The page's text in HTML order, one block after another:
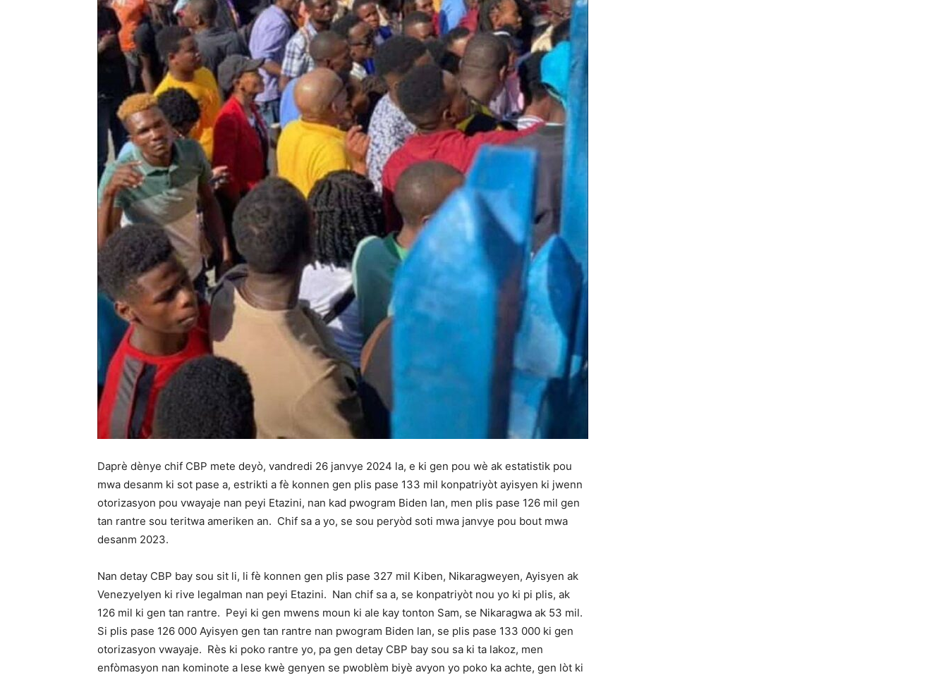
Daprè dènye chif CBP mete deyò, vandredi 26 janvye 2024 la, e ki gen pou wè ak estatistik pou
mwa desanm ki sot pase a, estrikti a fè konnen gen plis pase 133 mil konpatriyòt ayisyen ki jwenn
otorizasyon pou vwayaje nan peyi Etazini, nan kad pwogram Biden lan, men plis pase 126 mil gen
tan rantre sou teritwa ameriken an. Chif sa a yo, se sou peryòd soti mwa janvye pou bout mwa
desanm 2023.
Nan detay CBP bay sou sit li, li fè konnen gen plis pase 327 mil Kiben, Nikaragweyen, Ayisyen ak
Venezyelyen ki rive legalman nan peyi Etazini. Nan chif sa a, se konpatriyòt nou yo ki pi plis, ak
126 mil ki gen tan rantre. Peyi ki gen mwens moun ki ale kay tonton Sam, se Nikaragwa ak 53 mil.
Si plis pase 126 000 Ayisyen gen tan rantre nan pwogram Biden lan, se plis pase 133 000 ki gen
otorizasyon vwayaje. Rès ki poko rantre yo, pa gen detay CBP bay sou sa ki ta lakoz, men
enfòmasyon nan kominote a lese kwè genyen se pwoblèm biyè avyon yo poko ka achte, gen lòt ki